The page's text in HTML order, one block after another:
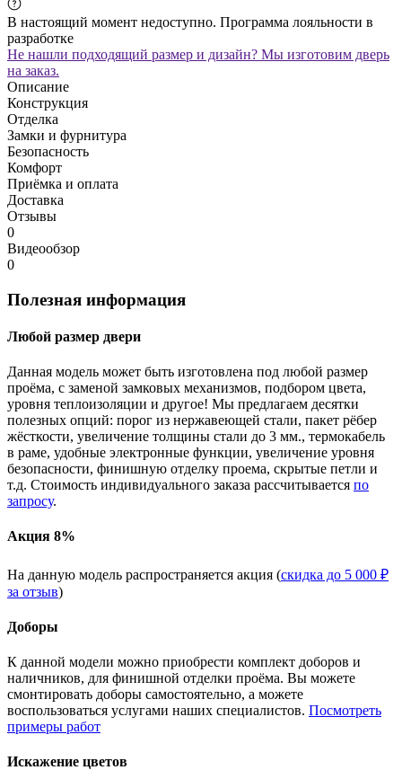
В настоящий момент недоступно. Программа лояльности в
разработке
Не нашли подходящий размер и дизайн? Мы изготовим дверь
на заказ.
Описание
Конструкция
Отделка
Замки и фурнитура
Безопасность
Комфорт
Приёмка и оплата
Доставка
Отзывы
0
Видеообзор
0
Полезная информация
Любой размер двери
Данная модель может быть изготовлена под любой размер
проёма, с заменой замковых механизмов, подбором цвета,
уровня теплоизоляции и другое! Мы предлагаем десятки
полезных опций: порог из нержавеющей стали, пакет рёбер
жёсткости, увеличение толщины стали до 3 мм., термокабель
в раме, удобные электронные функции, увеличение уровня
безопасности, финишную отделку проема, скрытые петли и
т.д. Стоимость индивидуального заказа рассчитывается по
запросу.
Акция 8%
На данную модель распространяется акция (скидка до 5 000 ₽
за отзыв)
Доборы
К данной модели можно приобрести комплект доборов и
наличников, для финишной отделки проёма. Вы можете
смонтировать доборы самостоятельно, а можете
воспользоваться услугами наших специалистов. Посмотреть
примеры работ
Искажение цветов